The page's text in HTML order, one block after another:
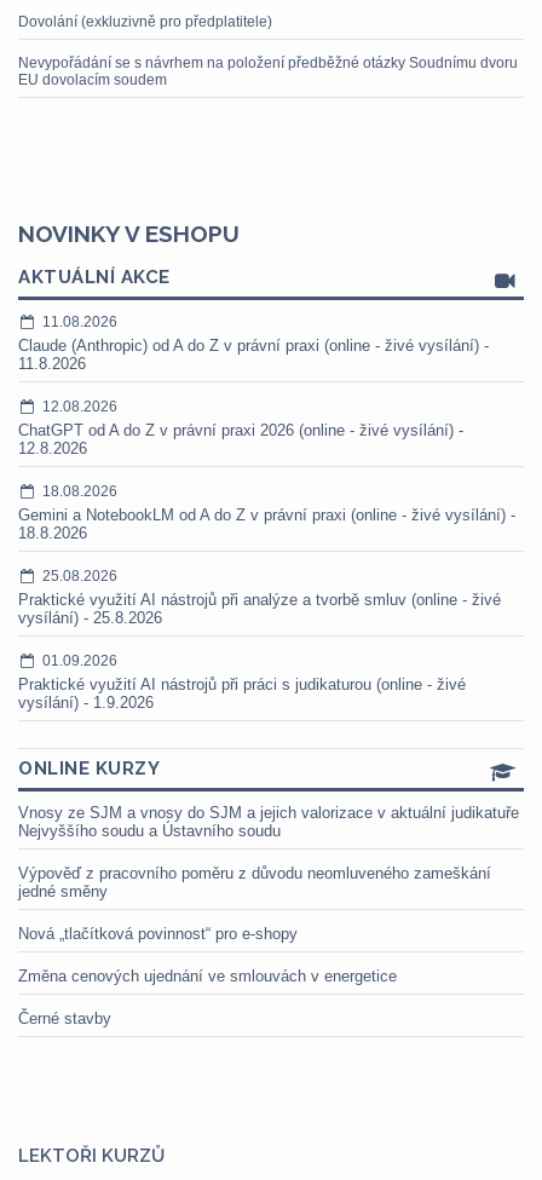
Dovolání (exkluzivně pro předplatitele)
Nevypořádání se s návrhem na položení předběžné otázky Soudnímu dvoru
EU dovolacím soudem
NOVINKY V ESHOPU
AKTUÁLNÍ AKCE
11.08.2026
Claude (Anthropic) od A do Z v právní praxi (online - živé vysílání) -
11.8.2026
12.08.2026
ChatGPT od A do Z v právní praxi 2026 (online - živé vysílání) -
12.8.2026
18.08.2026
Gemini a NotebookLM od A do Z v právní praxi (online - živé vysílání) -
18.8.2026
25.08.2026
Praktické využití AI nástrojů při analýze a tvorbě smluv (online - živé
vysílání) - 25.8.2026
01.09.2026
Praktické využití AI nástrojů při práci s judikaturou (online - živé
vysílání) - 1.9.2026
ONLINE KURZY
Vnosy ze SJM a vnosy do SJM a jejich valorizace v aktuální judikatuře
Nejvyššího soudu a Ústavního soudu
Výpověď z pracovního poměru z důvodu neomluveného zameškání
jedné směny
Nová „tlačítková povinnost“ pro e-shopy
Změna cenových ujednání ve smlouvách v energetice
Černé stavby
LEKTOŘI KURZŮ